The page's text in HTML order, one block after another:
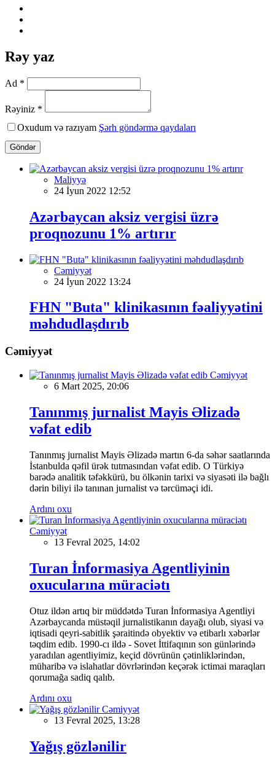
Rəy yaz
Ad *
Rəyiniz *
Oxudum və razıyam Şərh göndərmə qaydaları
Göndər
Maliyyə
24 İyun 2022 12:52
Azərbaycan aksiz vergisi üzrə
proqnozunu 1% artırır
Cəmiyyət
24 İyun 2022 13:24
FHN "Buta" klinikasının fəaliyyətini
məhdudlaşdırıb
Cəmiyyət
Cəmiyyət
6 Mart 2025, 20:06
Tanınmış jurnalist Mayis Əlizadə
vəfat edib
Tanınmış jurnalist Mayis Əlizadə martın 6-da səhər saatlarında
İstanbulda qəfil ürək tutmasından vəfat edib. O Türkiyə
barədə analitik təfəkkürü, bu ölkənin tarixi və siyasəti ilə bağlı
dərin biliyi ilə tanınan jurnalist və tərcüməçi idi.
Ardını oxu
Cəmiyyət
13 Fevral 2025, 14:02
Turan İnformasiya Agentliyinin
oxucularına müraciətı
Otuz ildən artıq bir müddətdə Turan İnformasiya Agentliyi
Azərbaycanda müstəqil jurnalistikanın dayağı olub, siyasi və
iqtisadi qeyri-sabitlik şəraitində obyektiv və etibarlı xəbərlər
təqdim edib. 1990-cı ildə - Sovet İttifaqının son günlərində
yaradılan agentliyimiz, keçid dövrünün çətinliklərindən,
müharibə və islahatlar dövrlərindən keçərək ictimai maraqları
qorumağa sadiq qalıb.
Ardını oxu
Cəmiyyət
13 Fevral 2025, 13:28
Yağış gözlənilir